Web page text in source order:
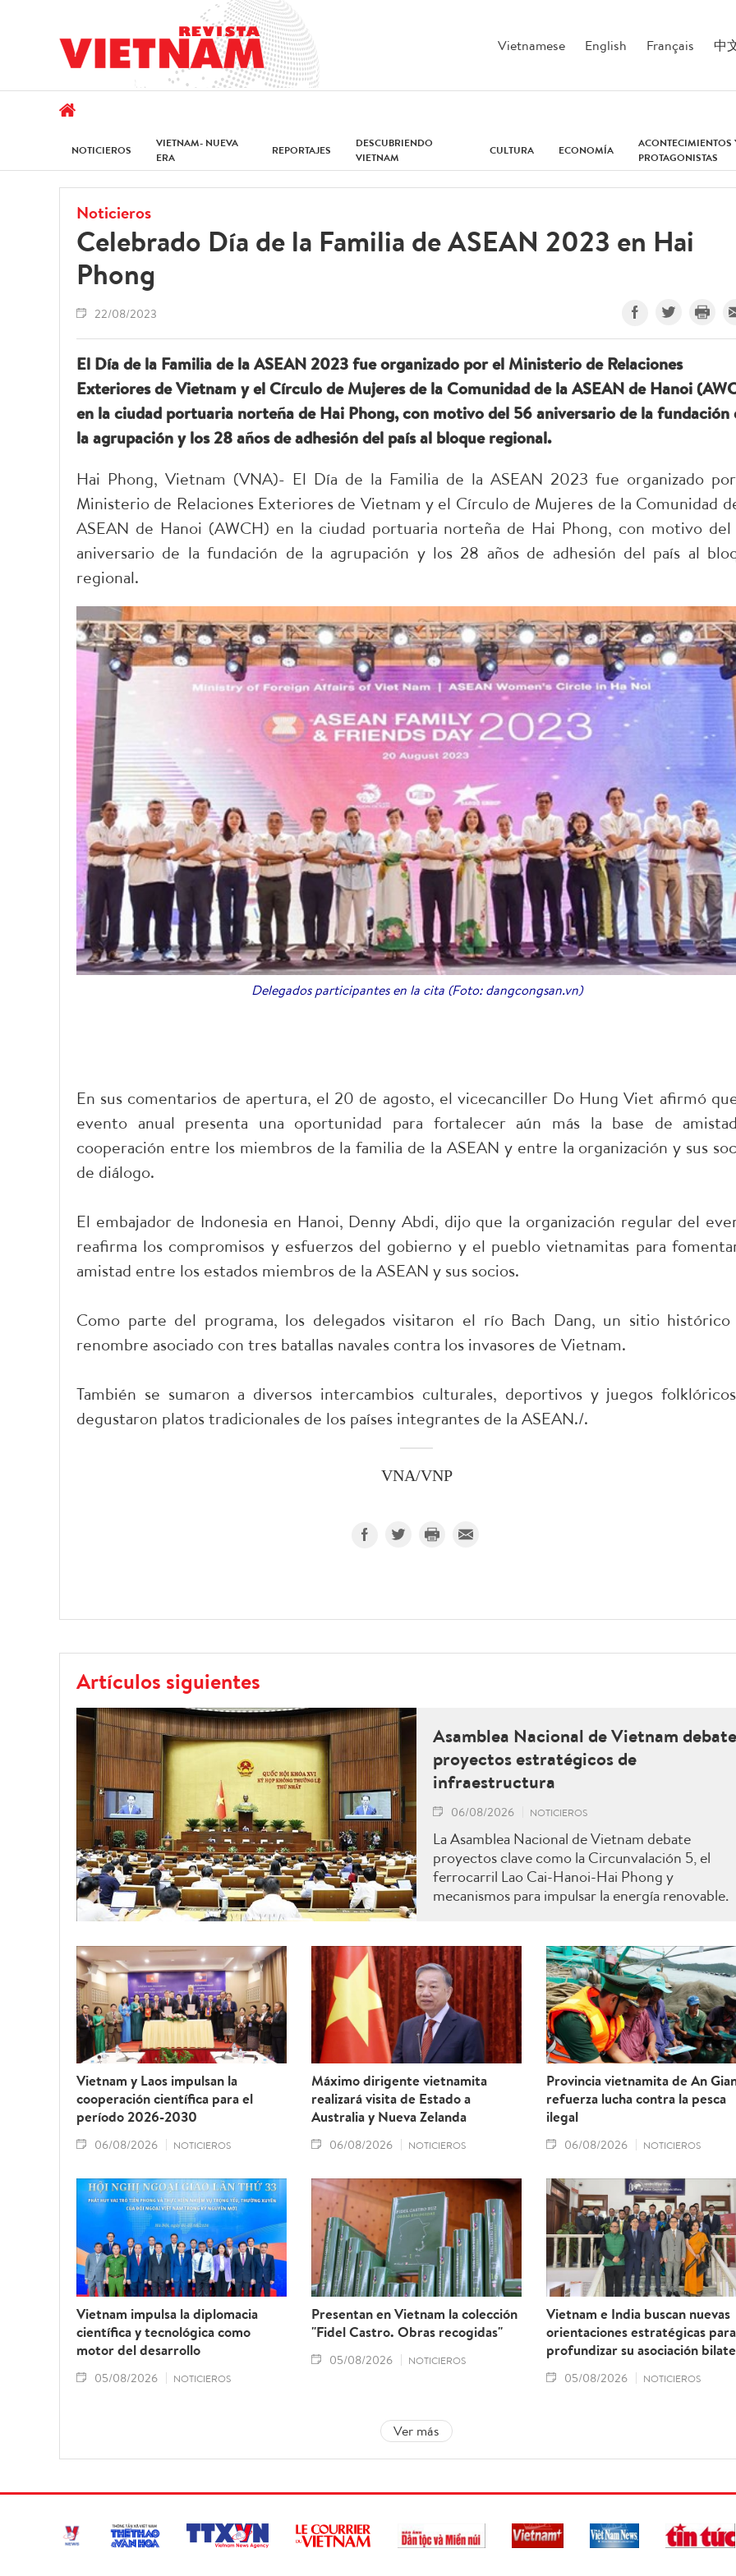
Vietnamese English Français 中
NOTICIEROS
VIETNAM- NUEVA
ERA
REPORTAJES
DESCUBRIENDO
VIETNAM
CULTURA ECONOMÍA
ACONTECIMIENTOS
PROTAGONISTAS
Noticieros
Celebrado Día de la Familia de ASEAN 2023 en Hai
Phong
22/08/2023
El Día de la Familia de la ASEAN 2023 fue organizado por el Ministerio de Relaciones
Exteriores de Vietnam y el Círculo de Mujeres de la Comunidad de la ASEAN de Hanoi
en la ciudad portuaria norteña de Hai Phong, con motivo del 56 aniversario de la fundación
la agrupación y los 28 años de adhesión del país al bloque regional.
Hai Phong, Vietnam (VNA)- El Día de la Familia de la ASEAN 2023 fue organizado
Ministerio de Relaciones Exteriores de Vietnam y el Círculo de Mujeres de la Comunidad
ASEAN de Hanoi (AWCH) en la ciudad portuaria norteña de Hai Phong, con motivo
aniversario de la fundación de la agrupación y los 28 años de adhesión del país al
regional.
Delegados participantes en la cita (Foto: dangcongsan.vn)
En sus comentarios de apertura, el 20 de agosto, el vicecanciller Do Hung Viet afirmó
evento anual presenta una oportunidad para fortalecer aún más la base de
cooperación entre los miembros de la familia de la ASEAN y entre la organización y sus
de diálogo.
El embajador de Indonesia en Hanoi, Denny Abdi, dijo que la organización regular del
reafirma los compromisos y esfuerzos del gobierno y el pueblo vietnamitas para
amistad entre los estados miembros de la ASEAN y sus socios.
Como parte del programa, los delegados visitaron el río Bach Dang, un sitio
renombre asociado con tres batallas navales contra los invasores de Vietnam.
También se sumaron a diversos intercambios culturales, deportivos y juegos
degustaron platos tradicionales de los países integrantes de la ASEAN./.
VNA/VNP
Artículos siguientes
Asamblea Nacional de Vietnam debate
proyectos estratégicos de
infraestructura
06/08/2026 NOTICIEROS
La Asamblea Nacional de Vietnam debate
proyectos clave como la Circunvalación 5, el
ferrocarril Lao Cai-Hanoi-Hai Phong y
mecanismos para impulsar la energía renovable.
Vietnam y Laos impulsan la
cooperación científica para el
período 2026-2030
06/08/2026 NOTICIEROS
Máximo dirigente vietnamita
realizará visita de Estado a
Australia y Nueva Zelanda
06/08/2026 NOTICIEROS
Provincia vietnamita de An
refuerza lucha contra la pesca
ilegal
06/08/2026 NOTICIEROS
Vietnam impulsa la diplomacia
científica y tecnológica como
motor del desarrollo
05/08/2026 NOTICIEROS
Presentan en Vietnam la colección
"Fidel Castro. Obras recogidas"
05/08/2026 NOTICIEROS
Vietnam e India buscan nuevas
orientaciones estratégicas para
profundizar su asociación
05/08/2026 NOTICIEROS
Ver más